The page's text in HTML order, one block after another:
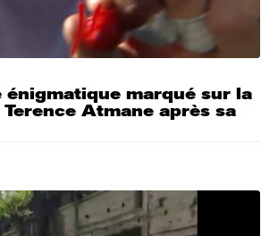
énigmatique marqué sur la
Atmane après sa